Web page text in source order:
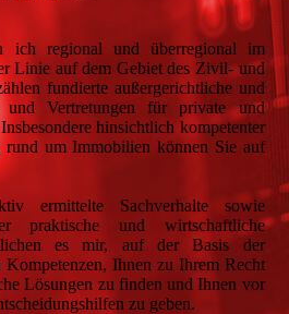
ich regional und überregional im
Linie auf dem Gebiet des Zivil- und
fundierte außergerichtliche und
und Vertretungen für private und
hinsichtlich kompetenter
rund um Immobilien können Sie auf
ermittelte Sachverhalte sowie
praktische und wirtschaftliche
es mir, auf der Basis der
Ihnen zu Ihrem Recht
Lösungen zu finden und Ihnen vor
zu geben.